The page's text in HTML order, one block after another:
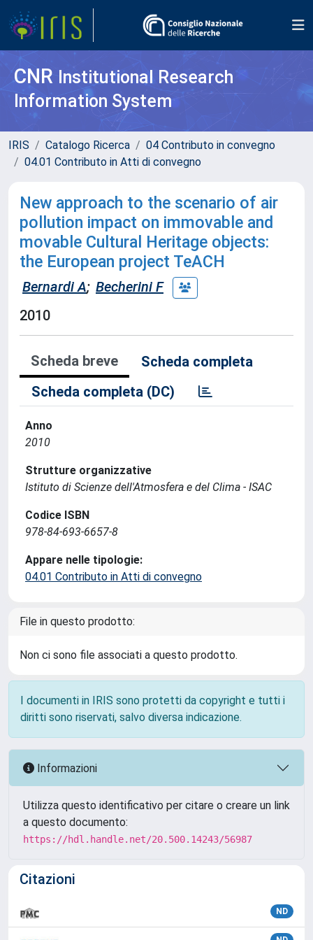
CNR Institutional Research
Information System
IRIS Catalogo Ricerca
04 Contributo in convegno
04.01 Contributo in Atti di convegno
New approach to the scenario of air
pollution impact on immovable and
movable Cultural Heritage objects:
the European project TeACH
Bernardi A; Becherini F
2010
Scheda breve
Scheda completa
Scheda completa (DC)
Anno
2010
Strutture organizzative
Istituto di Scienze dell'Atmosfera e del Clima - ISAC
Codice ISBN
978-84-693-6657-8
Appare nelle tipologie:
04.01 Contributo in Atti di convegno
File in questo prodotto:
Non ci sono file associati a questo prodotto.
I documenti in IRIS sono protetti da copyright e tutti i
diritti sono riservati, salvo diversa indicazione.
Informazioni
Utilizza questo identificativo per citare o creare un link
a questo documento:
https://hdl.handle.net/20.500.14243/56987
Citazioni
ND